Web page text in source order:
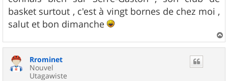
basket surtout , c'est à vingt bornes de chez moi ,
salut et bon dimanche
a
Rrominet
Nouvel
Utagawiste